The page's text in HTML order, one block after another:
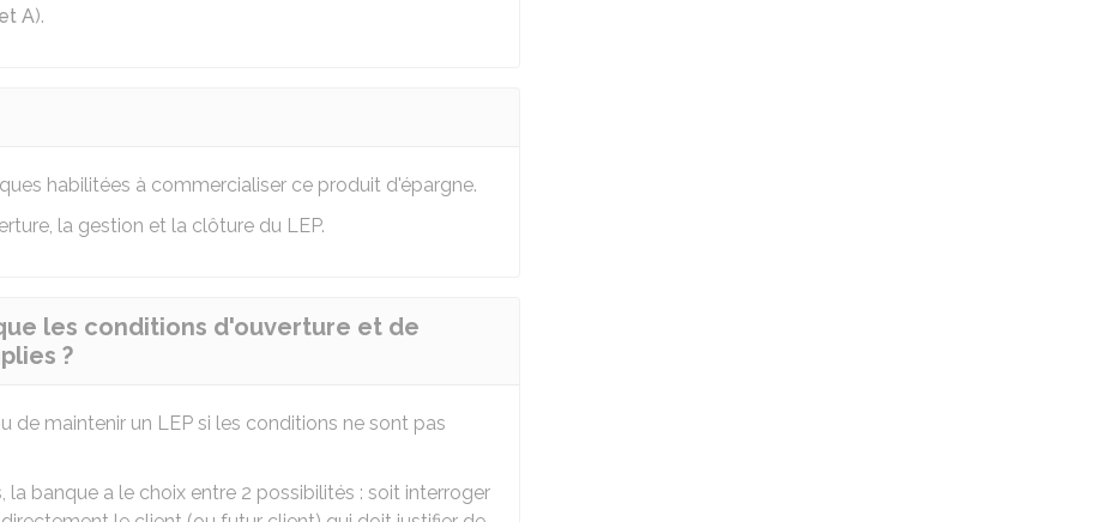
A).
habilitées à commercialiser ce produit d'épargne.
la gestion et la clôture du LEP.
les conditions d'ouverture et de
?
de maintenir un LEP si les conditions ne sont pas
la banque a le choix entre 2 possibilités : soit interroger